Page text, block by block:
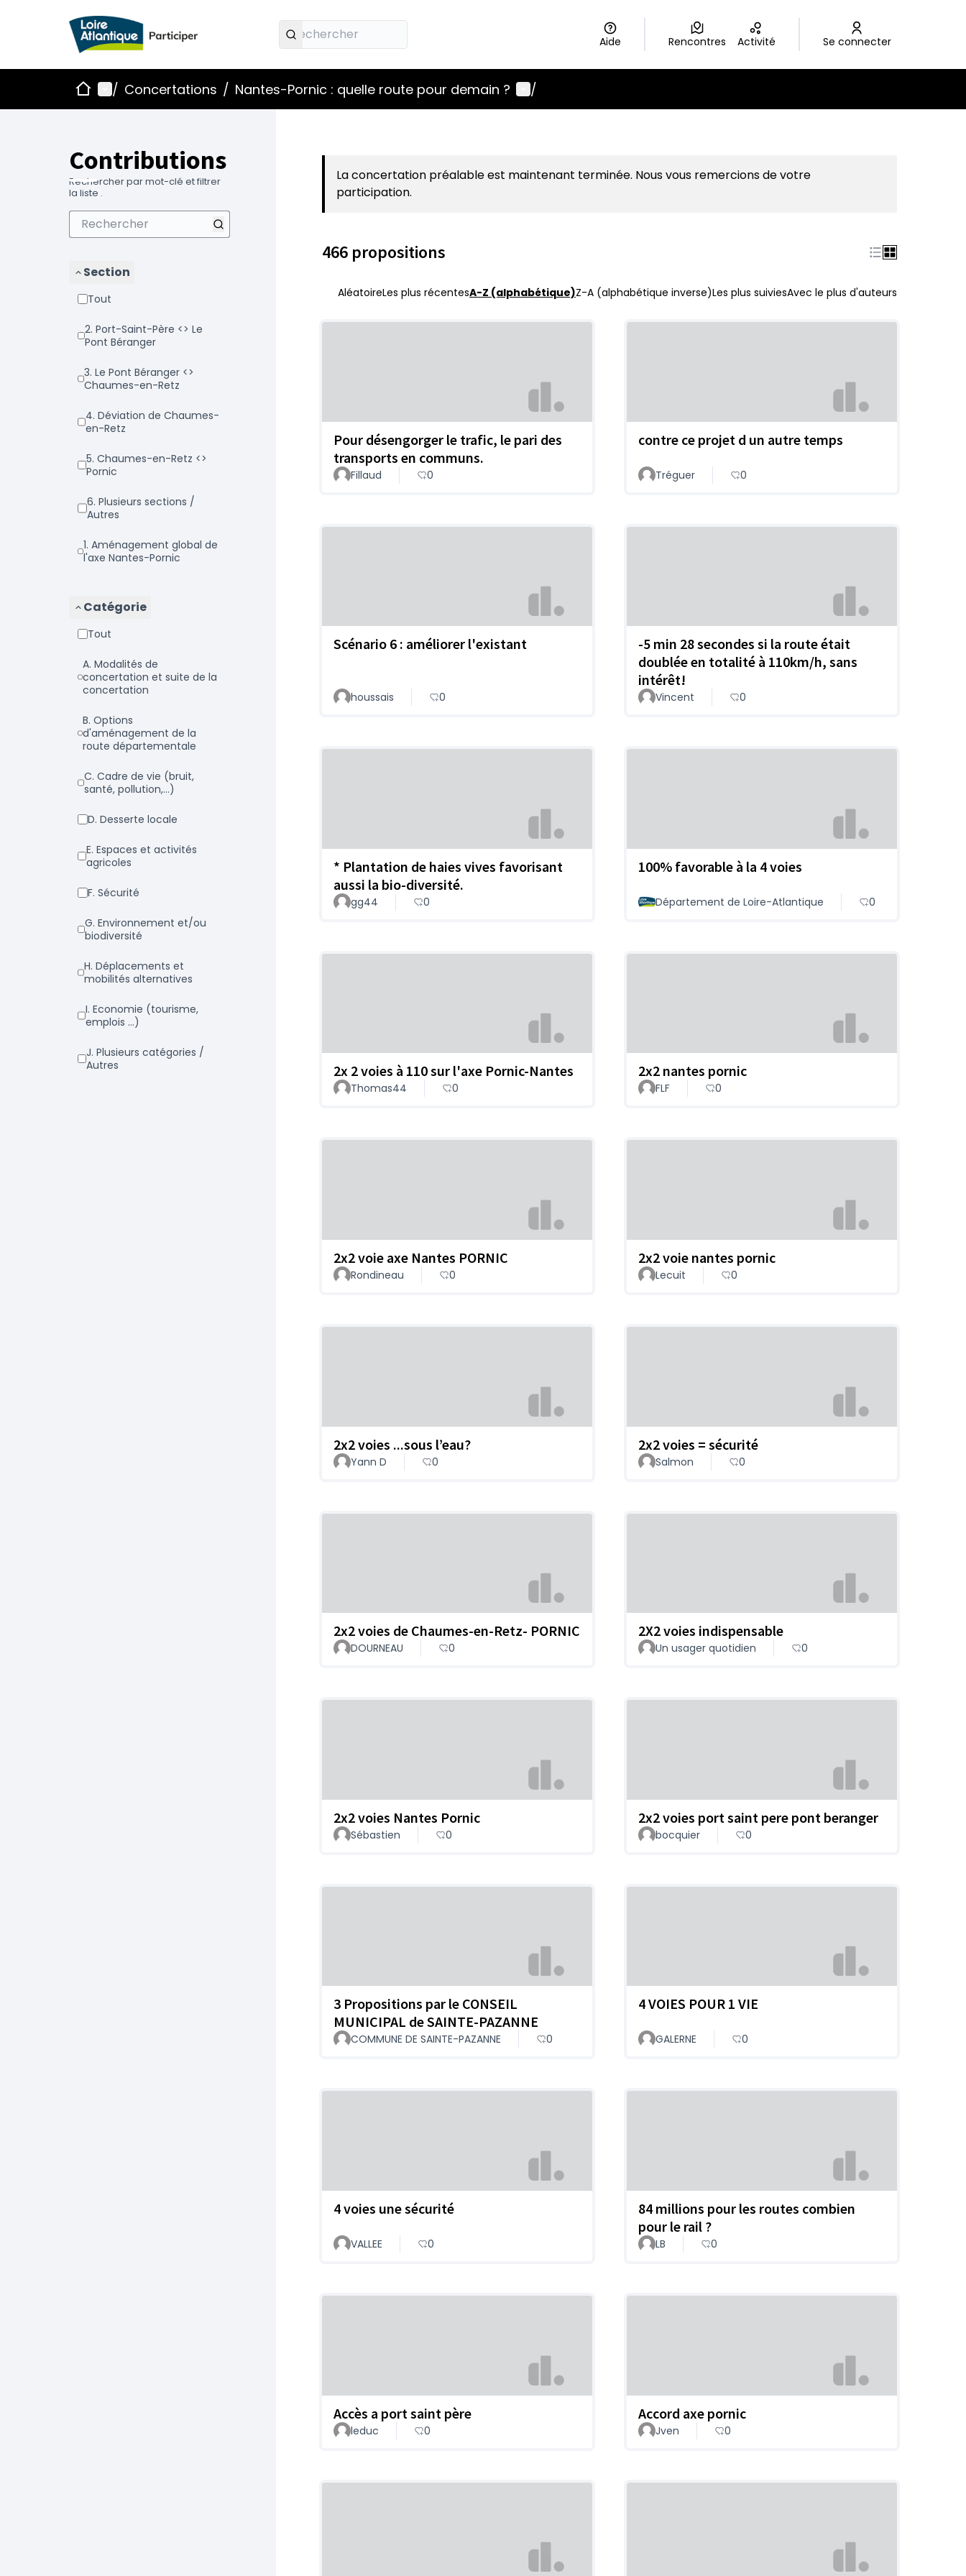
Aide Rencontres Activité Se connecter
AccueilMenu principal
/ Concertations / Nantes-Pornic : quelle route pour demain ? Menu utilisateur
/
Contributions
Rechercher par mot-clé et filtrer
la liste .
Section
Tout
2. Port-Saint-Père <> Le
Pont Béranger
3. Le Pont Béranger <>
Chaumes-en-Retz
4. Déviation de Chaumes-
en-Retz
5. Chaumes-en-Retz <>
Pornic
6. Plusieurs sections /
Autres
1. Aménagement global de
l'axe Nantes-Pornic
Catégorie
Tout
a. Modalités de
concertation et suite de la
concertation
b. Options
d'aménagement de la
route départementale
c. Cadre de vie (bruit,
santé, pollution,...)
d. Desserte locale
e. Espaces et activités
agricoles
f. Sécurité
g. Environnement et/ou
biodiversité
h. Déplacements et
mobilités alternatives
i. Economie (tourisme,
emplois ...)
j. Plusieurs catégories /
Autres
La concertation préalable est maintenant terminée. Nous vous remercions de votre
participation.
466 propositions
AléatoireLes plus récentesA-Z (alphabétique)Z-A (alphabétique inverse)Les plus suiviesAvec le plus d'auteurs
Pour désengorger le trafic, le pari des
transports en communs.
Fillaud 0
contre ce projet d un autre temps
Tréguer 0
Scénario 6 : améliorer l'existant
houssais 0
-5 min 28 secondes si la route était
doublée en totalité à 110km/h, sans
intérêt!
Vincent 0
* Plantation de haies vives favorisant
aussi la bio-diversité.
gg44 0
100% favorable à la 4 voies
Département de Loire-Atlantique 0
2x 2 voies à 110 sur l'axe Pornic-Nantes
Thomas44 0
2x2 nantes pornic
FLF 0
2x2 voie axe Nantes PORNIC
Rondineau 0
2x2 voie nantes pornic
Lecuit 0
2x2 voies ...sous l’eau?
Yann D 0
2x2 voies = sécurité
Salmon 0
2x2 voies de Chaumes-en-Retz- PORNIC
DOURNEAU 0
2X2 voies indispensable
Un usager quotidien 0
2x2 voies Nantes Pornic
Sébastien 0
2x2 voies port saint pere pont beranger
bocquier 0
3 Propositions par le CONSEIL
MUNICIPAL de SAINTE-PAZANNE
COMMUNE DE SAINTE-PAZANNE 0
4 VOIES POUR 1 VIE
GALERNE 0
4 voies une sécurité
VALLEE 0
84 millions pour les routes combien
pour le rail ?
LB 0
Accès a port saint père
leduc 0
Accord axe pornic
Jven 0